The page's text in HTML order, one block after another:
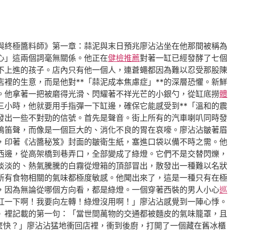
極醬料師》第一章：蒜泥與末日預兆廖沾沾坐在他那間被稱為
」這兩個詞毫無關係。他正在健檢推薦對著一缸已經發酵了七個
上進的孩子。店內只有他一個人，連蒼蠅都因為難以忍受那股陳
的生意，而是他對**「蒜泥成本焦慮症」**的深層恐懼。新鮮
拿著一把被磨得光滑、閃耀著不祥光芒的小銀勺，從缸底撈體
時，他就要用手指彈一下缸邊，確保它能感受到**「溫和的震
一些不對勁的信號。首先是聲音。街上所有的汽車喇叭同時發
，而像是一個巨大的、消化不良的胃在哀嚎。廖沾沾皺著眉
著《沾醬秘笈》封面的皺衛生紙，塞進口袋以備不時之需。他
，從高架橋到巷弄口，全部變成了綠燈。它們不是交替閃爍，
的、熱氣騰騰的白霧從燈箱的頂部冒出，散發出一種難以名狀
有食物相關的氣味都極度敏感。他聞出來了，這是一種只有在極
為無論從哪個方向看，都是綠燈。一個穿著西裝的男人小心巡
下啊！我要向左轉！綠燈沒用啊！」廖沾沾感覺到一陣心悸。
記載的第一句：「當世間萬物的交通都被麵皮的氣味籠罩，且
？」廖沾沾猛地衝回店裡，衝到後廚，打開了一個藏在舊冰櫃